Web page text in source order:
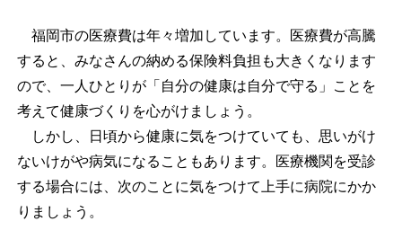
福岡市の医療費は年々増加しています。医療費が高騰
すると、みなさんの納める保険料負担も大きくなります
ので、一人ひとりが「自分の健康は自分で守る」ことを
考えて健康づくりを心がけましょう。
しかし、日頃から健康に気をつけていても、思いがけ
ないけがや病気になることもあります。医療機関を受診
する場合には、次のことに気をつけて上手に病院にかか
りましょう。